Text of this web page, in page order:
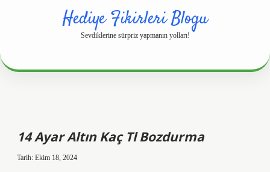
Hediye Fikirleri Blogu
Sevdiklerine sürpriz yapmanın yolları!
14 Ayar Altın Kaç Tl Bozdurma
Tarih: Ekim 18, 2024